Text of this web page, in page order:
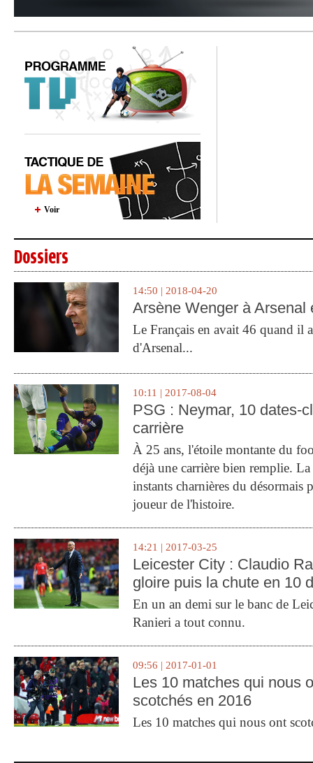
Voir
Dossiers
14:50 | 2018-04-20
Arsène Wenger à Arsenal
Le Français en avait 46 quand il
d'Arsenal...
10:11 | 2017-08-04
PSG : Neymar, 10 dates-
carrière
À 25 ans, l'étoile montante du
déjà une carrière bien remplie.
instants charnières du désormais
joueur de l'histoire.
14:21 | 2017-03-25
Leicester City : Claudio
gloire puis la chute en 10
En un an demi sur le banc de
Ranieri a tout connu.
09:56 | 2017-01-01
Les 10 matches qui nous
scotchés en 2016
Les 10 matches qui nous ont